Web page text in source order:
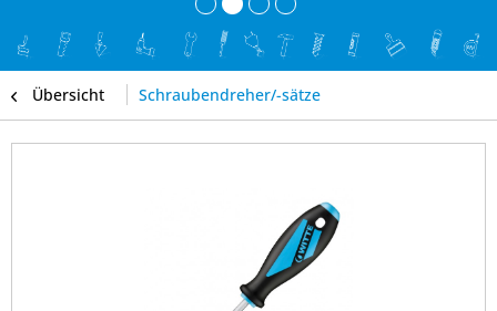
Übersicht Schraubendreher/-sätze